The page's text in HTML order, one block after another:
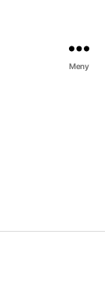
Meny